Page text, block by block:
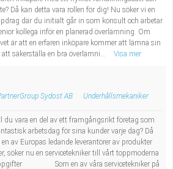
Då kan detta vara rollen för dig! Nu söker vi en
där du initialt går in som konsult och arbetar
kollega inför en planerad överlämning. Om
är att en erfaren inköpare kommer att lämna sin
säkerställa en bra överlämni...
Visa mer
Sydost AB Underhållsmekaniker
du vara en del av ett framgångsrikt företag som
arbetsdag för sina kunder varje dag? Då
av Europas ledande leverantörer av produkter
söker nu en servicetekniker till vårt toppmoderna
Som en av våra servicetekniker på